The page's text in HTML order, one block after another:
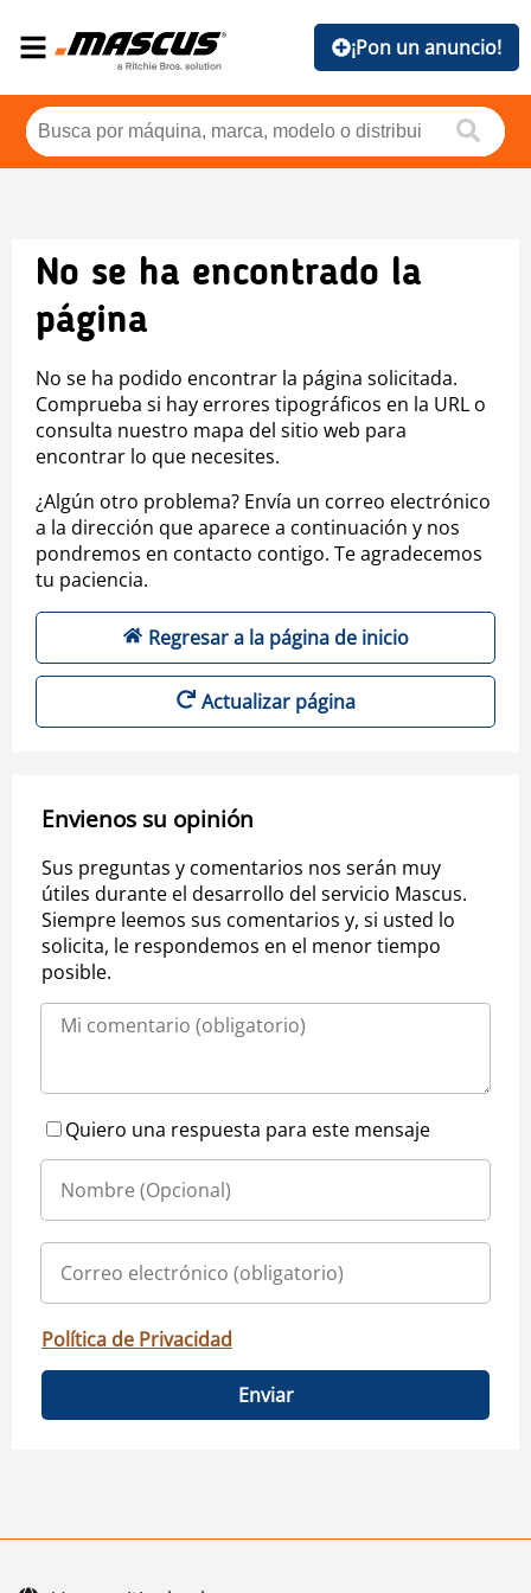
¡Pon un anuncio!
No se ha encontrado la
página
No se ha podido encontrar la página solicitada.
Comprueba si hay errores tipográficos en la URL o
consulta nuestro mapa del sitio web para
encontrar lo que necesites.
¿Algún otro problema? Envía un correo electrónico
a la dirección que aparece a continuación y nos
pondremos en contacto contigo. Te agradecemos
tu paciencia.
Regresar a la página de inicio
Actualizar página
Envienos su opinión
Sus preguntas y comentarios nos serán muy
útiles durante el desarrollo del servicio Mascus.
Siempre leemos sus comentarios y, si usted lo
solicita, le respondemos en el menor tiempo
posible.
Quiero una respuesta para este mensaje
Política de Privacidad
Enviar